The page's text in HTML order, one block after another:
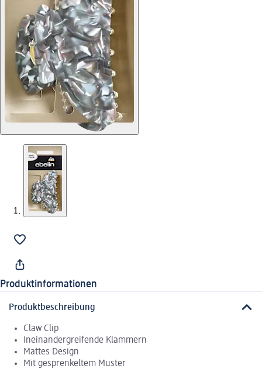
Produktinformationen
Produktbeschreibung
Claw Clip
Ineinandergreifende Klammern
Mattes Design
Mit gesprenkeltem Muster